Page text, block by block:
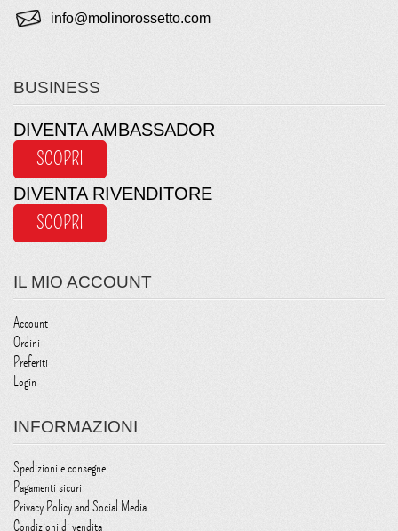
info@molinorossetto.com
BUSINESS
DIVENTA AMBASSADOR
SCOPRI
DIVENTA RIVENDITORE
SCOPRI
IL MIO ACCOUNT
Account
Ordini
Preferiti
Login
INFORMAZIONI
Spedizioni e consegne
Pagamenti sicuri
Privacy Policy and Social Media
Condizioni di vendita